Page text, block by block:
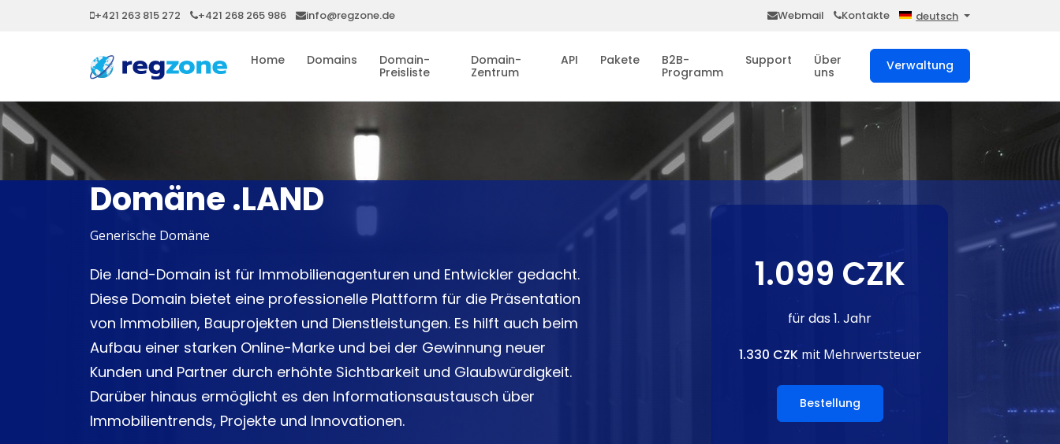
+421 263 815 272 +421 268 265 986 info@regzone.de Webmail Kontakte deutsch
Home Domains
Domain-
Preisliste
Domain-
Zentrum
API Pakete
B2B-
Programm
Support
Über
uns
Verwaltung
Domäne .LAND
Generische Domäne
Die .land-Domain ist für Immobilienagenturen und Entwickler gedacht.
Diese Domain bietet eine professionelle Plattform für die Präsentation
von Immobilien, Bauprojekten und Dienstleistungen. Es hilft auch beim
Aufbau einer starken Online-Marke und bei der Gewinnung neuer
Kunden und Partner durch erhöhte Sichtbarkeit und Glaubwürdigkeit.
Darüber hinaus ermöglicht es den Informationsaustausch über
Immobilientrends, Projekte und Innovationen.
1.099 CZK
für das 1. Jahr
1.330 CZKmit Mehrwertsteuer
Bestellung